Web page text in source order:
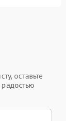
оставьте